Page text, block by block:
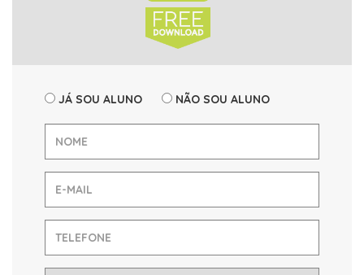
JÁ SOU ALUNO NÃO SOU ALUNO